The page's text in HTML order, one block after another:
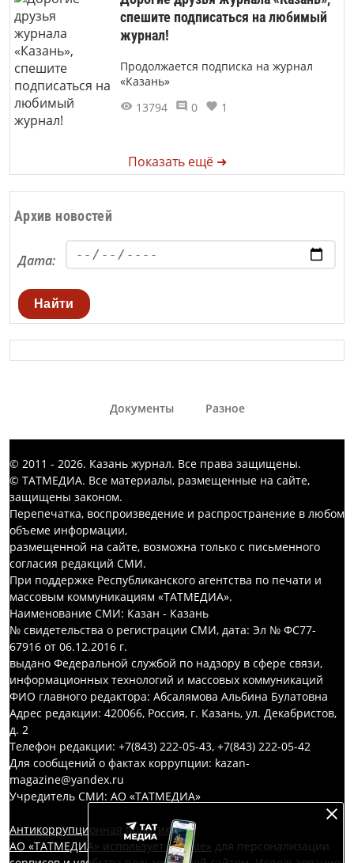
спешите подписаться на любимый
журнал!
Продолжается подписка на журнал
«Казань»
13794
0 1
Показать ещё ➜
Архив новостей
Дата:
Найти
Документы Разное
© 2011 - 2026. Казань журнал. Все права защищены.
© ТАТМЕДИА. Все материалы, размещенные на сайте,
защищены законом.
Перепечатка, воспроизведение и распространение в любом
объеме информации,
размещенной на сайте, возможна только с письменного
согласия редакций СМИ.
При поддержке Республиканского агентства по печати и
массовым коммуникациям «ТАТМЕДИА».
Наименование СМИ: Казан - Казань
№ свидетельства о регистрации СМИ, дата: Эл № ФС77-
67916 от 06.12.2016 г.
выдано Федеральной службой по надзору в сфере связи,
информационных технологий и массовых коммуникаций
ФИО главного редактора: Абсалямова Альбина Булатовна
Адрес редакции: 420066, Россия, г. Казань, ул. Декабристов,
д. 2
Телефон редакции: +7(843) 222-05-43, +7(843) 222-05-42
Для сообщений о фактах коррупции: kazan-
magazine@yandex.ru
Учредитель СМИ: АО «ТАТМЕДИА»
Антикоррупционная политика
АО «ТАТМЕДИА» использует «cookie» для персонализации